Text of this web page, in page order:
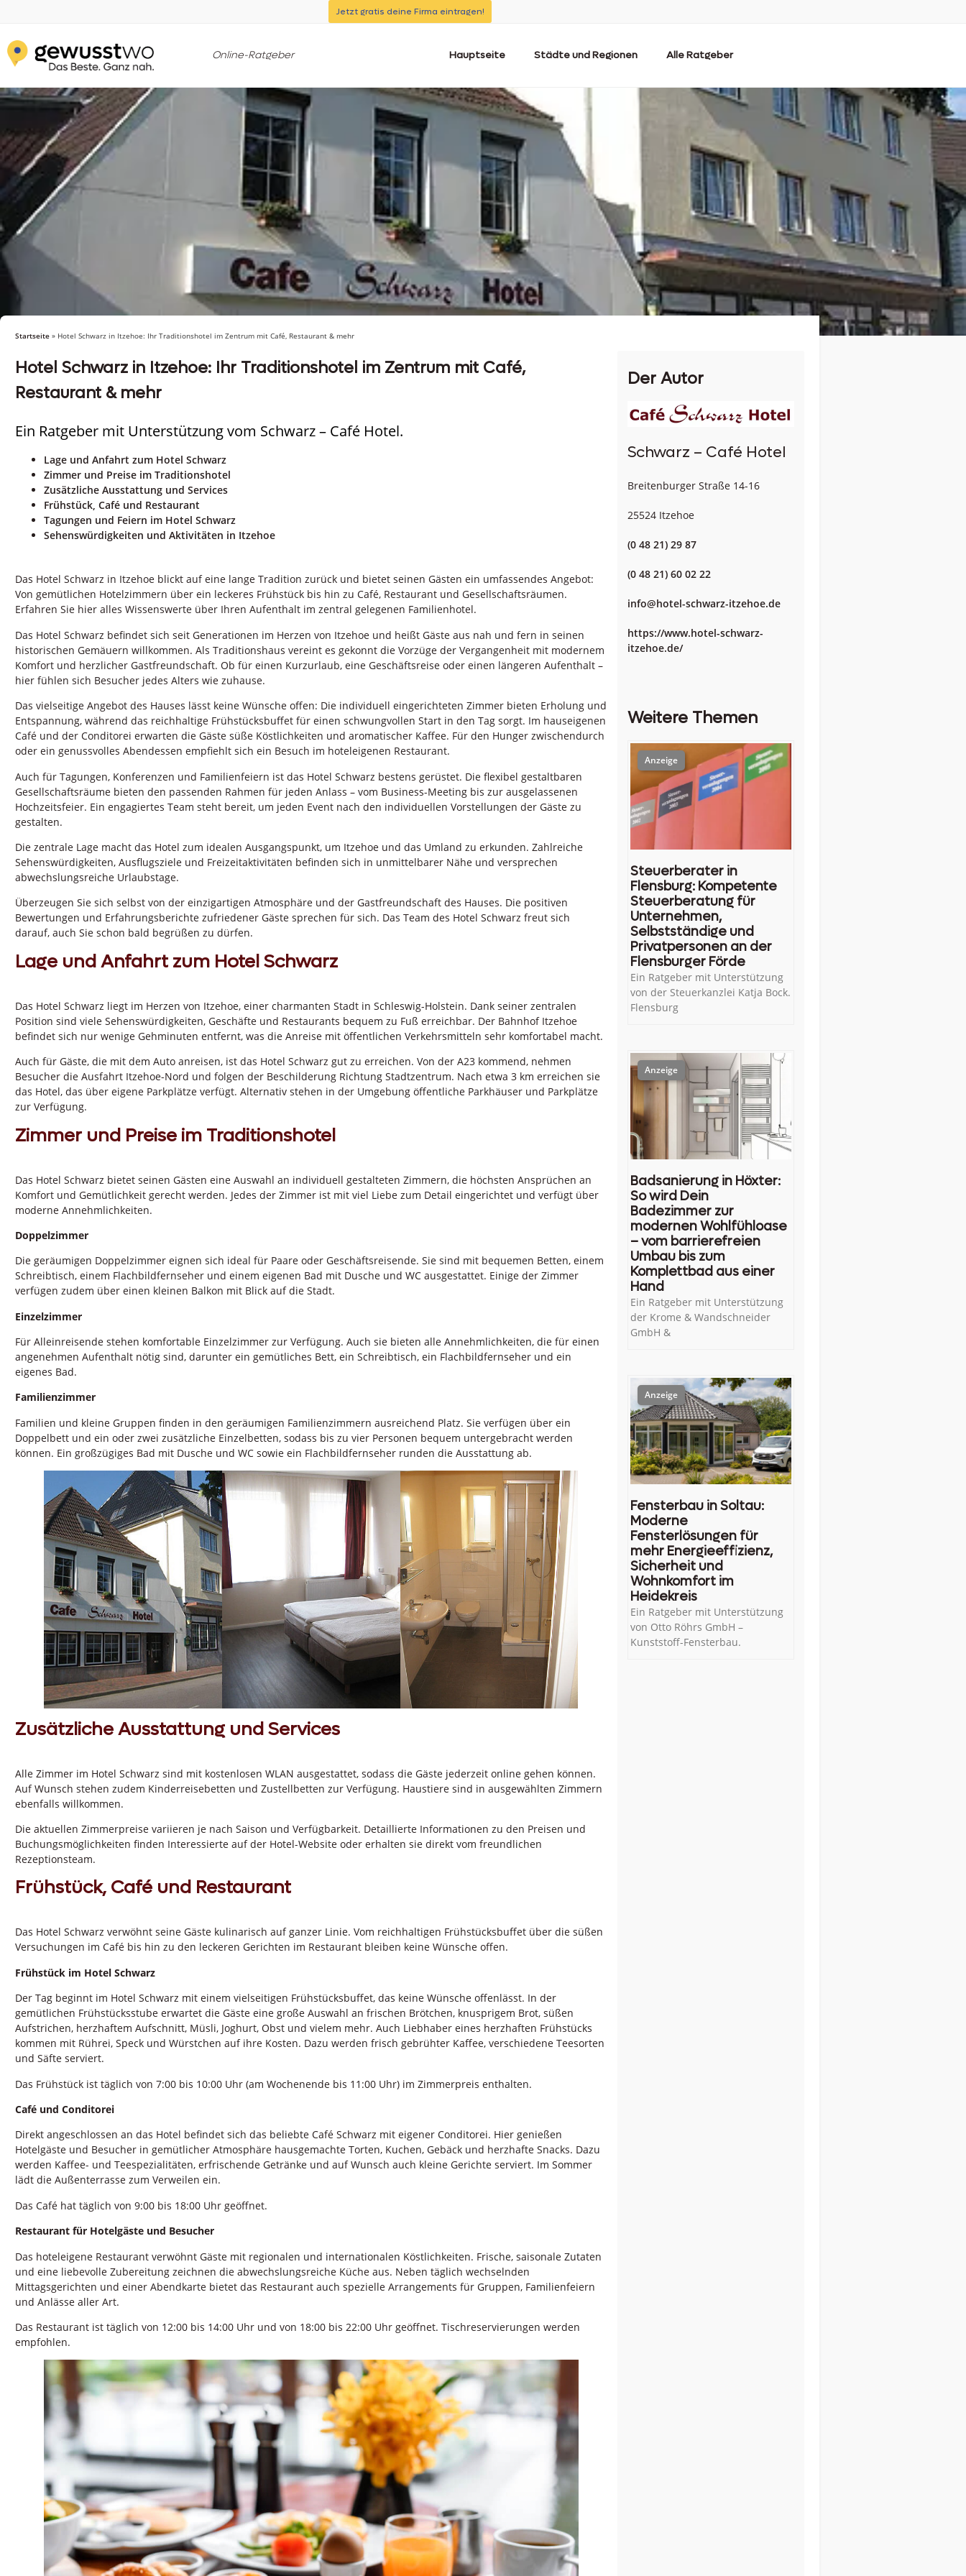
Jetzt gratis deine Firma eintragen!
Online-Ratgeber Hauptseite Städte und Regionen Alle Ratgeber
Startseite » Hotel Schwarz in Itzehoe: Ihr Traditionshotel im Zentrum mit Café, Restaurant & mehr
Hotel Schwarz in Itzehoe: Ihr Traditionshotel im Zentrum mit Café,
Restaurant & mehr
Ein Ratgeber mit Unterstützung vom Schwarz – Café Hotel.
Lage und Anfahrt zum Hotel Schwarz
Zimmer und Preise im Traditionshotel
Zusätzliche Ausstattung und Services
Frühstück, Café und Restaurant
Tagungen und Feiern im Hotel Schwarz
Sehenswürdigkeiten und Aktivitäten in Itzehoe
Das Hotel Schwarz in Itzehoe blickt auf eine lange Tradition zurück und bietet seinen Gästen ein umfassendes Angebot:
Von gemütlichen Hotelzimmern über ein leckeres Frühstück bis hin zu Café, Restaurant und Gesellschaftsräumen.
Erfahren Sie hier alles Wissenswerte über Ihren Aufenthalt im zentral gelegenen Familienhotel.
Das Hotel Schwarz befindet sich seit Generationen im Herzen von Itzehoe und heißt Gäste aus nah und fern in seinen
historischen Gemäuern willkommen. Als Traditionshaus vereint es gekonnt die Vorzüge der Vergangenheit mit modernem
Komfort und herzlicher Gastfreundschaft. Ob für einen Kurzurlaub, eine Geschäftsreise oder einen längeren Aufenthalt –
hier fühlen sich Besucher jedes Alters wie zuhause.
Das vielseitige Angebot des Hauses lässt keine Wünsche offen: Die individuell eingerichteten Zimmer bieten Erholung und
Entspannung, während das reichhaltige Frühstücksbuffet für einen schwungvollen Start in den Tag sorgt. Im hauseigenen
Café und der Conditorei erwarten die Gäste süße Köstlichkeiten und aromatischer Kaffee. Für den Hunger zwischendurch
oder ein genussvolles Abendessen empfiehlt sich ein Besuch im hoteleigenen Restaurant.
Auch für Tagungen, Konferenzen und Familienfeiern ist das Hotel Schwarz bestens gerüstet. Die flexibel gestaltbaren
Gesellschaftsräume bieten den passenden Rahmen für jeden Anlass – vom Business-Meeting bis zur ausgelassenen
Hochzeitsfeier. Ein engagiertes Team steht bereit, um jeden Event nach den individuellen Vorstellungen der Gäste zu
gestalten.
Die zentrale Lage macht das Hotel zum idealen Ausgangspunkt, um Itzehoe und das Umland zu erkunden. Zahlreiche
Sehenswürdigkeiten, Ausflugsziele und Freizeitaktivitäten befinden sich in unmittelbarer Nähe und versprechen
abwechslungsreiche Urlaubstage.
Überzeugen Sie sich selbst von der einzigartigen Atmosphäre und der Gastfreundschaft des Hauses. Die positiven
Bewertungen und Erfahrungsberichte zufriedener Gäste sprechen für sich. Das Team des Hotel Schwarz freut sich
darauf, auch Sie schon bald begrüßen zu dürfen.
Lage und Anfahrt zum Hotel Schwarz
Das Hotel Schwarz liegt im Herzen von Itzehoe, einer charmanten Stadt in Schleswig-Holstein. Dank seiner zentralen
Position sind viele Sehenswürdigkeiten, Geschäfte und Restaurants bequem zu Fuß erreichbar. Der Bahnhof Itzehoe
befindet sich nur wenige Gehminuten entfernt, was die Anreise mit öffentlichen Verkehrsmitteln sehr komfortabel macht.
Auch für Gäste, die mit dem Auto anreisen, ist das Hotel Schwarz gut zu erreichen. Von der A23 kommend, nehmen
Besucher die Ausfahrt Itzehoe-Nord und folgen der Beschilderung Richtung Stadtzentrum. Nach etwa 3 km erreichen sie
das Hotel, das über eigene Parkplätze verfügt. Alternativ stehen in der Umgebung öffentliche Parkhäuser und Parkplätze
zur Verfügung.
Zimmer und Preise im Traditionshotel
Das Hotel Schwarz bietet seinen Gästen eine Auswahl an individuell gestalteten Zimmern, die höchsten Ansprüchen an
Komfort und Gemütlichkeit gerecht werden. Jedes der Zimmer ist mit viel Liebe zum Detail eingerichtet und verfügt über
moderne Annehmlichkeiten.
Doppelzimmer
Die geräumigen Doppelzimmer eignen sich ideal für Paare oder Geschäftsreisende. Sie sind mit bequemen Betten, einem
Schreibtisch, einem Flachbildfernseher und einem eigenen Bad mit Dusche und WC ausgestattet. Einige der Zimmer
verfügen zudem über einen kleinen Balkon mit Blick auf die Stadt.
Einzelzimmer
Für Alleinreisende stehen komfortable Einzelzimmer zur Verfügung. Auch sie bieten alle Annehmlichkeiten, die für einen
angenehmen Aufenthalt nötig sind, darunter ein gemütliches Bett, ein Schreibtisch, ein Flachbildfernseher und ein
eigenes Bad.
Familienzimmer
Familien und kleine Gruppen finden in den geräumigen Familienzimmern ausreichend Platz. Sie verfügen über ein
Doppelbett und ein oder zwei zusätzliche Einzelbetten, sodass bis zu vier Personen bequem untergebracht werden
können. Ein großzügiges Bad mit Dusche und WC sowie ein Flachbildfernseher runden die Ausstattung ab.
Zusätzliche Ausstattung und Services
Alle Zimmer im Hotel Schwarz sind mit kostenlosen WLAN ausgestattet, sodass die Gäste jederzeit online gehen können.
Auf Wunsch stehen zudem Kinderreisebetten und Zustellbetten zur Verfügung. Haustiere sind in ausgewählten Zimmern
ebenfalls willkommen.
Die aktuellen Zimmerpreise variieren je nach Saison und Verfügbarkeit. Detaillierte Informationen zu den Preisen und
Buchungsmöglichkeiten finden Interessierte auf der Hotel-Website oder erhalten sie direkt vom freundlichen
Rezeptionsteam.
Frühstück, Café und Restaurant
Das Hotel Schwarz verwöhnt seine Gäste kulinarisch auf ganzer Linie. Vom reichhaltigen Frühstücksbuffet über die süßen
Versuchungen im Café bis hin zu den leckeren Gerichten im Restaurant bleiben keine Wünsche offen.
Frühstück im Hotel Schwarz
Der Tag beginnt im Hotel Schwarz mit einem vielseitigen Frühstücksbuffet, das keine Wünsche offenlässt. In der
gemütlichen Frühstücksstube erwartet die Gäste eine große Auswahl an frischen Brötchen, knusprigem Brot, süßen
Aufstrichen, herzhaftem Aufschnitt, Müsli, Joghurt, Obst und vielem mehr. Auch Liebhaber eines herzhaften Frühstücks
kommen mit Rührei, Speck und Würstchen auf ihre Kosten. Dazu werden frisch gebrühter Kaffee, verschiedene Teesorten
und Säfte serviert.
Das Frühstück ist täglich von 7:00 bis 10:00 Uhr (am Wochenende bis 11:00 Uhr) im Zimmerpreis enthalten.
Café und Conditorei
Direkt angeschlossen an das Hotel befindet sich das beliebte Café Schwarz mit eigener Conditorei. Hier genießen
Hotelgäste und Besucher in gemütlicher Atmosphäre hausgemachte Torten, Kuchen, Gebäck und herzhafte Snacks. Dazu
werden Kaffee- und Teespezialitäten, erfrischende Getränke und auf Wunsch auch kleine Gerichte serviert. Im Sommer
lädt die Außenterrasse zum Verweilen ein.
Das Café hat täglich von 9:00 bis 18:00 Uhr geöffnet.
Restaurant für Hotelgäste und Besucher
Das hoteleigene Restaurant verwöhnt Gäste mit regionalen und internationalen Köstlichkeiten. Frische, saisonale Zutaten
und eine liebevolle Zubereitung zeichnen die abwechslungsreiche Küche aus. Neben täglich wechselnden
Mittagsgerichten und einer Abendkarte bietet das Restaurant auch spezielle Arrangements für Gruppen, Familienfeiern
und Anlässe aller Art.
Das Restaurant ist täglich von 12:00 bis 14:00 Uhr und von 18:00 bis 22:00 Uhr geöffnet. Tischreservierungen werden
empfohlen.
Der Autor
Schwarz – Café Hotel
Breitenburger Straße 14-16
25524 Itzehoe
(0 48 21) 29 87
(0 48 21) 60 02 22
info@hotel-schwarz-itzehoe.de
https://www.hotel-schwarz-
itzehoe.de/
Weitere Themen
Steuerberater in
Flensburg: Kompetente
Steuerberatung für
Unternehmen,
Selbstständige und
Privatpersonen an der
Flensburger Förde
Ein Ratgeber mit Unterstützung
von der Steuerkanzlei Katja Bock.
Flensburg
Badsanierung in Höxter:
So wird Dein
Badezimmer zur
modernen Wohlfühloase
– vom barrierefreien
Umbau bis zum
Komplettbad aus einer
Hand
Ein Ratgeber mit Unterstützung
der Krome & Wandschneider
GmbH &
Fensterbau in Soltau:
Moderne
Fensterlösungen für
mehr Energieeffizienz,
Sicherheit und
Wohnkomfort im
Heidekreis
Ein Ratgeber mit Unterstützung
von Otto Röhrs GmbH –
Kunststoff-Fensterbau.